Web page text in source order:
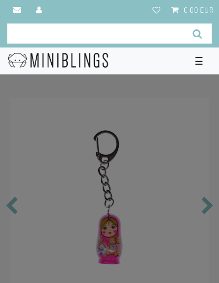
0,00 EUR
☰